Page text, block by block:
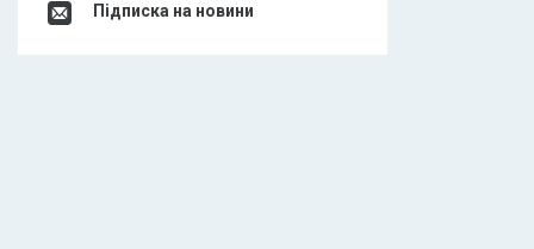
Підписка на новини